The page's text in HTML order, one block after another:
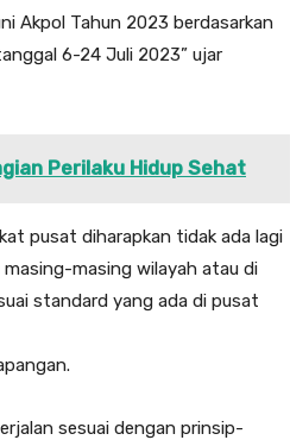
Akpol Tahun 2023 berdasarkan
6-24 Juli 2023” ujar
Perilaku Hidup Sehat
pusat diharapkan tidak ada lagi
masing wilayah atau di
standard yang ada di pusat
sesuai dengan prinsip-